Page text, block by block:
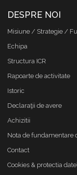
DESPRE NOI
Misiune / Strategie /
Echipa
Structura ICR
Rapoarte de activitate
Istoric
Declaraţii de avere
Achizitii
Nota de fundamentare
Contact
Cookies & protectia